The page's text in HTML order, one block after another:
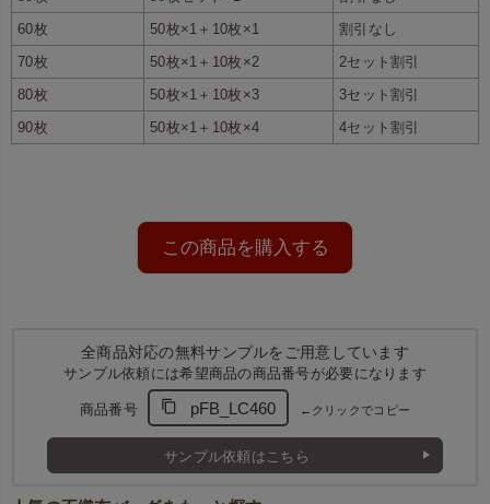
60枚
50枚×1＋10枚×1
割引なし
70枚
50枚×1＋10枚×2
2セット割引
80枚
50枚×1＋10枚×3
3セット割引
90枚
50枚×1＋10枚×4 4セット割引
この商品を購入する
全商品対応の無料サンプルをご用意しています
サンプル依頼には希望商品の商品番号が必要になります
商品番号 pFB_LC460 ←クリックでコピー
サンプル依頼はこちら